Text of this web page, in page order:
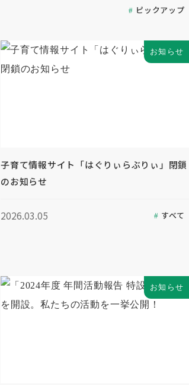
ピックアップ
お知らせ
子育て情報サイト「はぐりぃらぶりぃ」閉鎖
のお知らせ
2026.03.05 すべて
お知らせ